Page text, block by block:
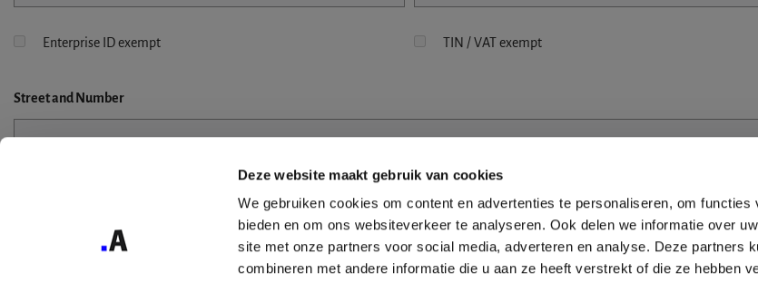
Deze website maakt gebruik van cookies
We gebruiken cookies om content en advertenties te personaliseren, om functies
bieden en om ons websiteverkeer te analyseren. Ook delen we informatie over
site met onze partners voor social media, adverteren en analyse. Deze partners
combineren met andere informatie die u aan ze heeft verstrekt of die ze hebben
Enterprise ID exempt TIN / VAT exempt
Streetand Number